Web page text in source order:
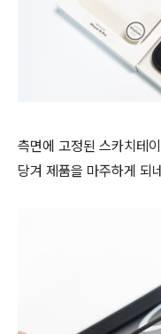
측면에 고정된 스카치테
당겨 제품을 마주하게 되